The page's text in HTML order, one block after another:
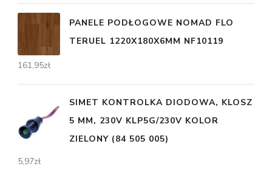
PANELE PODŁOGOWE NOMAD FLO
TERUEL 1220X180X6MM NF10119
161,95zł
SIMET KONTROLKA DIODOWA, KLOSZ
5 MM, 230V KLP5G/230V KOLOR
ZIELONY (84 505 005)
5,97zł